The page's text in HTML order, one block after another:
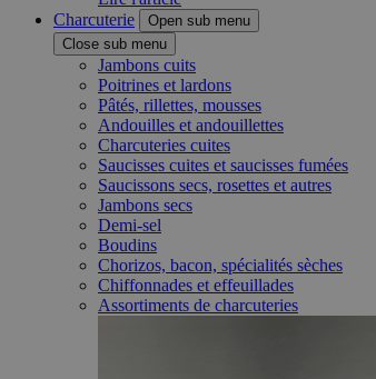
Charcuterie
Open sub menu
Close sub menu
Jambons cuits
Poitrines et lardons
Pâtés, rillettes, mousses
Andouilles et andouillettes
Charcuteries cuites
Saucisses cuites et saucisses fumées
Saucissons secs, rosettes et autres
Jambons secs
Demi-sel
Boudins
Chorizos, bacon, spécialités sèches
Chiffonnades et effeuillades
Assortiments de charcuteries